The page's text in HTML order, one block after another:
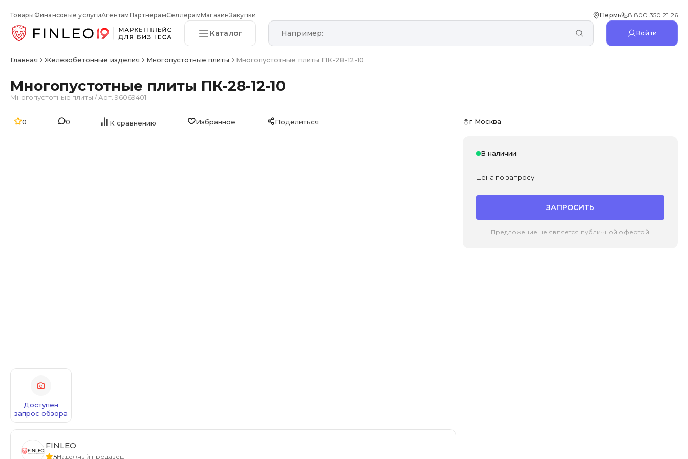
Товары Финансовые услугиАгентамПартнерамСеллерамМагазинЗакупки Пермь 8 800 350 21 26
Каталог Войти
Главная Железобетонные изделия Многопустотные плиты Многопустотные плиты ПК-28-12-10
Многопустотные плиты ПК-28-12-10
Многопустотные плиты /Арт. 96069401
0 0 К сравнению Избранное Поделиться г Москва
Доступен
запрос обзора
В наличии
Цена по запросу
ЗАПРОСИТЬ
Предложение не является публичной офертой
FINLEO
5Надежный продавец